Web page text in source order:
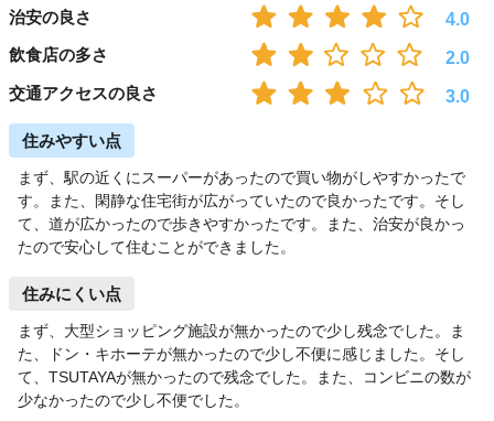
治安の良さ
4.0
飲食店の多さ
2.0
交通アクセスの良さ
3.0
住みやすい点
まず、駅の近くにスーパーがあったので買い物がしやすかったで
す。また、閑静な住宅街が広がっていたので良かったです。そし
て、道が広かったので歩きやすかったです。また、治安が良かっ
たので安心して住むことができました。
住みにくい点
まず、大型ショッピング施設が無かったので少し残念でした。ま
た、ドン・キホーテが無かったので少し不便に感じました。そし
て、TSUTAYAが無かったので残念でした。また、コンビニの数が
少なかったので少し不便でした。